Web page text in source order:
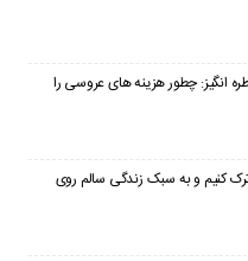
انگیز: چطور هزینه های عروسی را
کنیم و به سبک زندگی سالم روی